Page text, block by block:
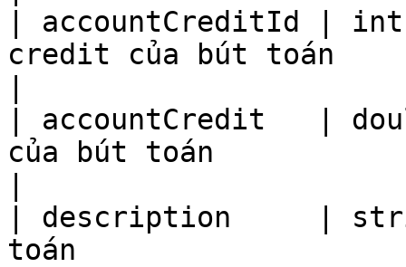
| accountCreditId |
credit của bút toán
| accountCredit   |
của bút toán
| description     |
toán